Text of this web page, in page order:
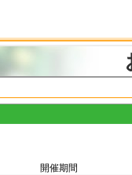
開催期間